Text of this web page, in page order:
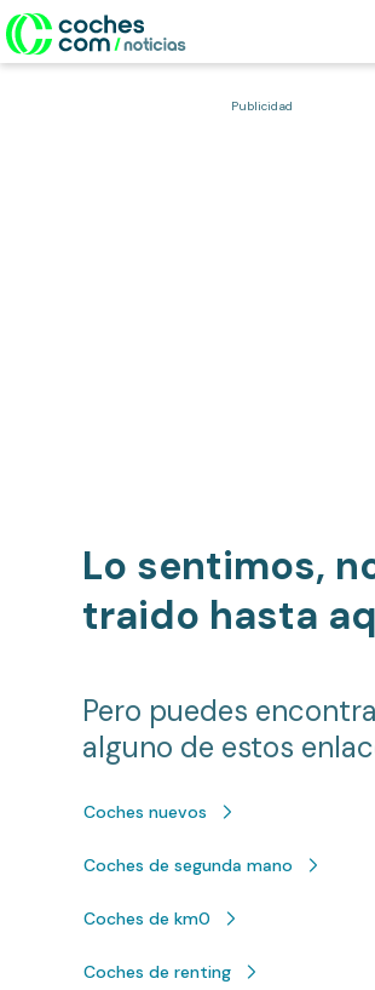
Publicidad
Lo sentimos,
traido hasta
Pero puedes
alguno de estos
Coches nuevos
Coches de segunda mano
Coches de km0
Coches de renting